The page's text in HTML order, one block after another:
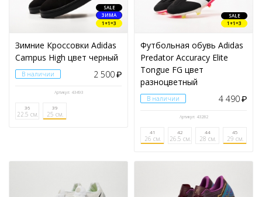
SALE
ЗИМА
1+1=3
Зимние Кроссовки Adidas
Campus High цвет черный
В наличии 2 500₽
Артикул: 43493
36
22.5 см.
39
25 см.
SALE
1+1=3
Футбольная обувь Adidas
Predator Accuracy Elite
Tongue FG цвет
разноцветный
В наличии 4 490₽
Артикул: 43282
41
26 см.
42
26.5 см.
44
28 см.
45
29 см.